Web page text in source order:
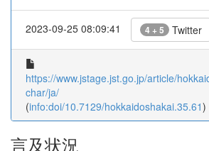
2023-09-25 08:09:41 4 + 5 Twitter
https://www.jstage.jst.go.jp/article/
char/ja/
(info:doi/10.7129/hokkaidoshakai.35.61)
言及状況